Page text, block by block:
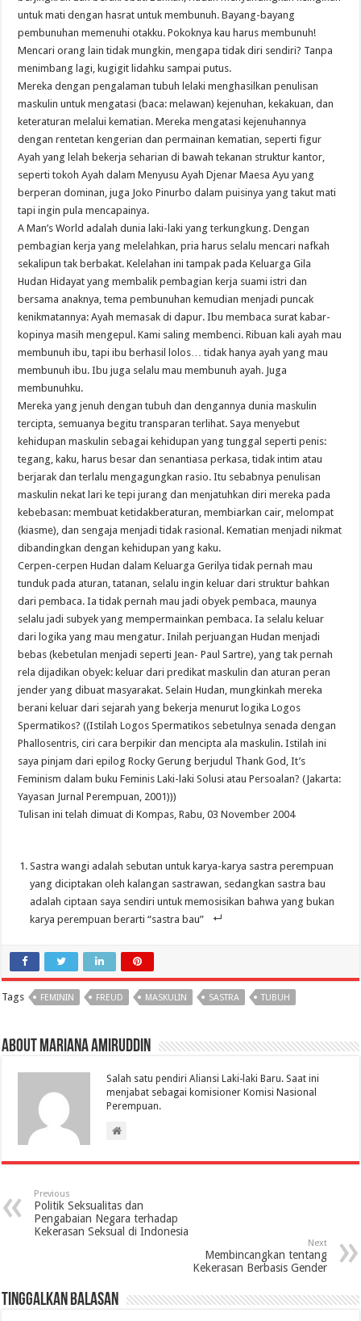
untuk mati dengan hasrat untuk membunuh. Bayang-bayang
pembunuhan memenuhi otakku. Pokoknya kau harus membunuh!
Mencari orang lain tidak mungkin, mengapa tidak diri sendiri? Tanpa
menimbang lagi, kugigit lidahku sampai putus.
Mereka dengan pengalaman tubuh lelaki menghasilkan penulisan
maskulin untuk mengatasi (baca: melawan) kejenuhan, kekakuan, dan
keteraturan melalui kematian. Mereka mengatasi kejenuhannya
dengan rentetan kengerian dan permainan kematian, seperti figur
Ayah yang lelah bekerja seharian di bawah tekanan struktur kantor,
seperti tokoh Ayah dalam Menyusu Ayah Djenar Maesa Ayu yang
berperan dominan, juga Joko Pinurbo dalam puisinya yang takut mati
tapi ingin pula mencapainya.
A Man’s World adalah dunia laki-laki yang terkungkung. Dengan
pembagian kerja yang melelahkan, pria harus selalu mencari nafkah
sekalipun tak berbakat. Kelelahan ini tampak pada Keluarga Gila
Hudan Hidayat yang membalik pembagian kerja suami istri dan
bersama anaknya, tema pembunuhan kemudian menjadi puncak
kenikmatannya: Ayah memasak di dapur. Ibu membaca surat kabar-
kopinya masih mengepul. Kami saling membenci. Ribuan kali ayah mau
membunuh ibu, tapi ibu berhasil lolos… tidak hanya ayah yang mau
membunuh ibu. Ibu juga selalu mau membunuh ayah. Juga
membunuhku.
Mereka yang jenuh dengan tubuh dan dengannya dunia maskulin
tercipta, semuanya begitu transparan terlihat. Saya menyebut
kehidupan maskulin sebagai kehidupan yang tunggal seperti penis:
tegang, kaku, harus besar dan senantiasa perkasa, tidak intim atau
berjarak dan terlalu mengagungkan rasio. Itu sebabnya penulisan
maskulin nekat lari ke tepi jurang dan menjatuhkan diri mereka pada
kebebasan: membuat ketidakberaturan, membiarkan cair, melompat
(kiasme), dan sengaja menjadi tidak rasional. Kematian menjadi nikmat
dibandingkan dengan kehidupan yang kaku.
Cerpen-cerpen Hudan dalam Keluarga Gerilya tidak pernah mau
tunduk pada aturan, tatanan, selalu ingin keluar dari struktur bahkan
dari pembaca. Ia tidak pernah mau jadi obyek pembaca, maunya
selalu jadi subyek yang mempermainkan pembaca. Ia selalu keluar
dari logika yang mau mengatur. Inilah perjuangan Hudan menjadi
bebas (kebetulan menjadi seperti Jean- Paul Sartre), yang tak pernah
rela dijadikan obyek: keluar dari predikat maskulin dan aturan peran
jender yang dibuat masyarakat. Selain Hudan, mungkinkah mereka
berani keluar dari sejarah yang bekerja menurut logika Logos
Spermatikos? ((Istilah Logos Spermatikos sebetulnya senada dengan
Phallosentris, ciri cara berpikir dan mencipta ala maskulin. Istilah ini
saya pinjam dari epilog Rocky Gerung berjudul Thank God, It’s
Feminism dalam buku Feminis Laki-laki Solusi atau Persoalan? (Jakarta:
Yayasan Jurnal Perempuan, 2001)))
Tulisan ini telah dimuat di Kompas, Rabu, 03 November 2004
Sastra wangi adalah sebutan untuk karya-karya sastra perempuan
yang diciptakan oleh kalangan sastrawan, sedangkan sastra bau
adalah ciptaan saya sendiri untuk memosisikan bahwa yang bukan
karya perempuan berarti “sastra bau”
Tags FEMININ FREUD MASKULIN SASTRA TUBUH
About Mariana Amiruddin
Salah satu pendiri Aliansi Laki-laki Baru. Saat ini
menjabat sebagai komisioner Komisi Nasional
Perempuan.
Previous
Politik Seksualitas dan
Pengabaian Negara terhadap
Kekerasan Seksual di Indonesia
Next
Membincangkan tentang
Kekerasan Berbasis Gender
Tinggalkan Balasan